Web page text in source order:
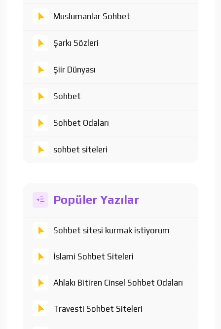
Muslumanlar Sohbet
Şarkı Sözleri
Şiir Dünyası
Sohbet
Sohbet Odaları
sohbet siteleri
Popüler Yazılar
Sohbet sitesi kurmak istiyorum
İslami Sohbet Siteleri
Ahlakı Bitiren Cinsel Sohbet Odaları
Travesti Sohbet Siteleri